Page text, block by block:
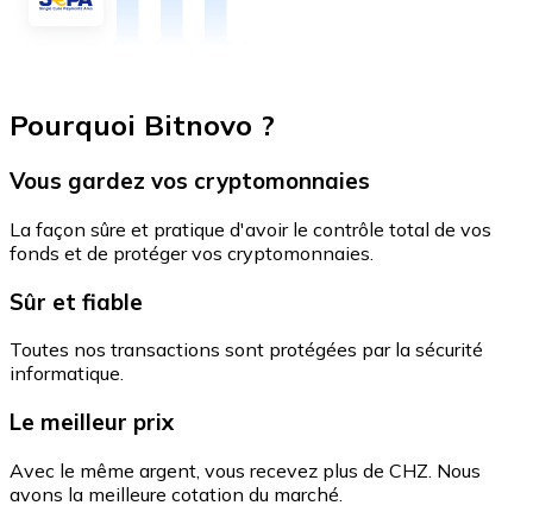
Pourquoi Bitnovo ?
Vous gardez vos cryptomonnaies
La façon sûre et pratique d'avoir le contrôle total de vos
fonds et de protéger vos cryptomonnaies.
Sûr et fiable
Toutes nos transactions sont protégées par la sécurité
informatique.
Le meilleur prix
Avec le même argent, vous recevez plus de CHZ. Nous
avons la meilleure cotation du marché.